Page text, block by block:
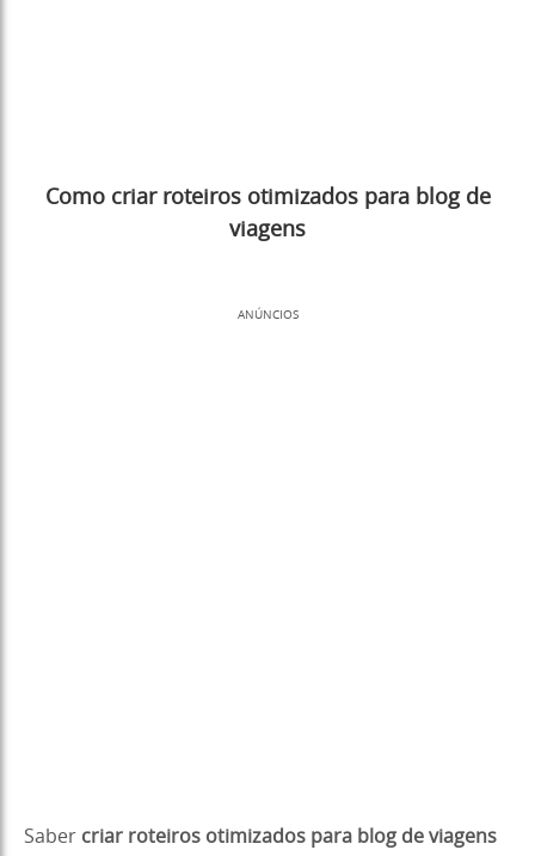
Como criar roteiros otimizados para blog de
viagens
ANÚNCIOS
Saber criar roteiros otimizados para blog de viagens